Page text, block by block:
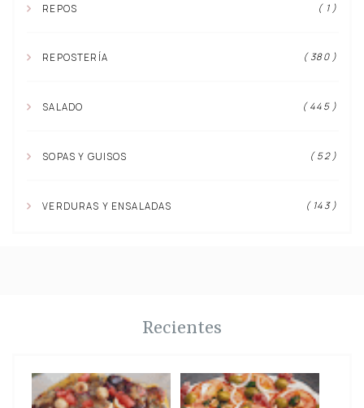
REPOS ( 1 )
REPOSTERÍA ( 380 )
SALADO ( 445 )
SOPAS Y GUISOS ( 52 )
VERDURAS Y ENSALADAS ( 143 )
Recientes